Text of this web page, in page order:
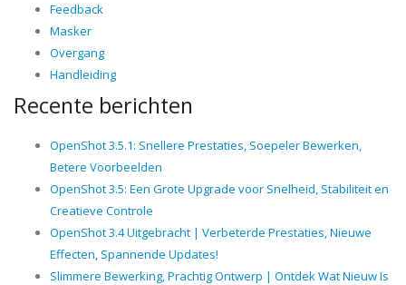
Feedback
Masker
Overgang
Handleiding
Recente berichten
OpenShot 3.5.1: Snellere Prestaties, Soepeler Bewerken,
Betere Voorbeelden
OpenShot 3.5: Een Grote Upgrade voor Snelheid, Stabiliteit en
Creatieve Controle
OpenShot 3.4 Uitgebracht | Verbeterde Prestaties, Nieuwe
Effecten, Spannende Updates!
Slimmere Bewerking, Prachtig Ontwerp | Ontdek Wat Nieuw Is